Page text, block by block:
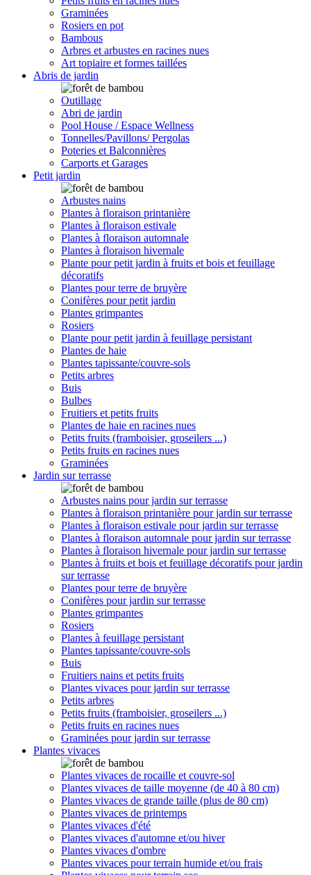
Graminées
Rosiers en pot
Bambous
Arbres et arbustes en racines nues
Art topiaire et formes taillées
Abris de jardin
Outillage
Abri de jardin
Pool House / Espace Wellness
Tonnelles/Pavillons/ Pergolas
Poteries et Balconnières
Carports et Garages
Petit jardin
Arbustes nains
Plantes à floraison printanière
Plantes à floraison estivale
Plantes à floraison automnale
Plantes à floraison hivernale
Plante pour petit jardin à fruits et bois et feuillage
décoratifs
Plantes pour terre de bruyère
Conifères pour petit jardin
Plantes grimpantes
Rosiers
Plante pour petit jardin à feuillage persistant
Plantes de haie
Plantes tapissante/couvre-sols
Petits arbres
Buis
Bulbes
Fruitiers et petits fruits
Plantes de haie en racines nues
Petits fruits (framboisier, groseilers ...)
Petits fruits en racines nues
Graminées
Jardin sur terrasse
Arbustes nains pour jardin sur terrasse
Plantes à floraison printanière pour jardin sur terrasse
Plantes à floraison estivale pour jardin sur terrasse
Plantes à floraison automnale pour jardin sur terrasse
Plantes à floraison hivernale pour jardin sur terrasse
Plantes à fruits et bois et feuillage décoratifs pour jardin
sur terrasse
Plantes pour terre de bruyère
Conifères pour jardin sur terrasse
Plantes grimpantes
Rosiers
Plantes à feuillage persistant
Plantes tapissante/couvre-sols
Buis
Fruitiers nains et petits fruits
Plantes vivaces pour jardin sur terrasse
Petits arbres
Petits fruits (framboisier, groseilers ...)
Petits fruits en racines nues
Graminées pour jardin sur terrasse
Plantes vivaces
Plantes vivaces de rocaille et couvre-sol
Plantes vivaces de taille moyenne (de 40 à 80 cm)
Plantes vivaces de grande taille (plus de 80 cm)
Plantes vivaces de printemps
Plantes vivaces d'été
Plantes vivaces d'automne et/ou hiver
Plantes vivaces d'ombre
Plantes vivaces pour terrain humide et/ou frais